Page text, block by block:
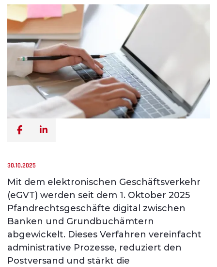
30.10.2025
Mit dem elektronischen Geschäftsverkehr
(eGVT) werden seit dem 1. Oktober 2025
Pfandrechtsgeschäfte digital zwischen
Banken und Grundbuchämtern
abgewickelt. Dieses Verfahren vereinfacht
administrative Prozesse, reduziert den
Postversand und stärkt die